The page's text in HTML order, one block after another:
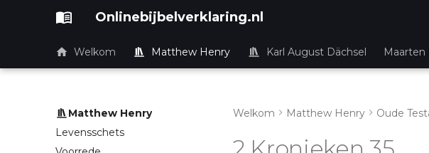
Onlinebijbelverklaring.nl
Welkom Matthew Henry Karl August Dächsel
Matthew Henry
Levensschets
Welkom Matthew Henry Oude